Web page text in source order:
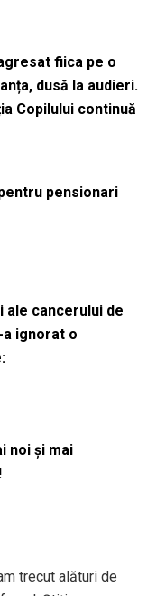
fiica pe o
dusă la audieri.
Copilului continuă
pensionari
ale cancerului de
ignorat o
noi și mai
trecut alături de